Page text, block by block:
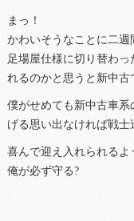
まっ！
かわいそうなことに二
足場屋仕様に切り替わ
れるのかと思うと新中古
僕がせめても新中古車
げる思い出なければ戦士
喜んで迎え入れられる
俺が必ず守る?